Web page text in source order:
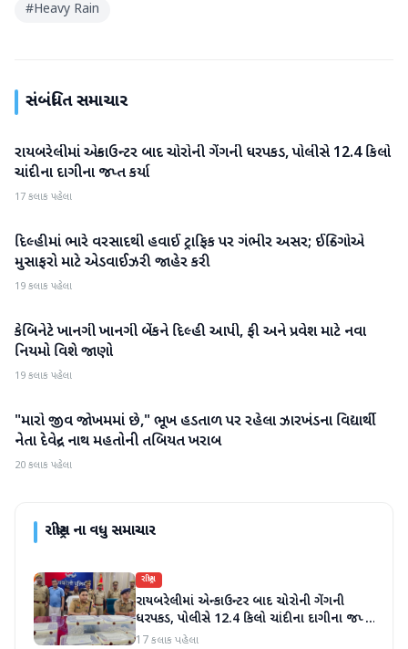
#Heavy Rain
સંબંધિત સમાચાર
રાષ્ટ્રીય
રાયબરેલીમાં એન્કાઉન્ટર બાદ ચોરોની ગેંગની ધરપકડ, પોલીસે 12.4 કિલો
ચાંદીના દાગીના જપ્ત કર્યા
17 કલાક પહેલા
રાષ્ટ્રીય
દિલ્હીમાં ભારે વરસાદથી હવાઈ ટ્રાફિક પર ગંભીર અસર; ઈન્ડિગોએ
મુસાફરો માટે એડવાઈઝરી જાહેર કરી
19 કલાક પહેલા
રાષ્ટ્રીય
કેબિનેટે ખાનગી ખાનગી બેંકને દિલ્હી આપી, ફી અને પ્રવેશ માટે નવા
નિયમો વિશે જાણો
19 કલાક પહેલા
રાષ્ટ્રીય
"મારો જીવ જોખમમાં છે," ભૂખ હડતાળ પર રહેલા ઝારખંડના વિદ્યાર્થી
નેતા દેવેન્દ્ર નાથ મહતોની તબિયત ખરાબ
20 કલાક પહેલા
રાષ્ટ્રીયના વધુ સમાચાર
રાષ્ટ્રીય
રાયબરેલીમાં એન્કાઉન્ટર બાદ ચોરોની ગેંગની
ધરપકડ, પોલીસે 12.4 કિલો ચાંદીના દાગીના જપ્ત
કર્યા
17 કલાક પહેલા